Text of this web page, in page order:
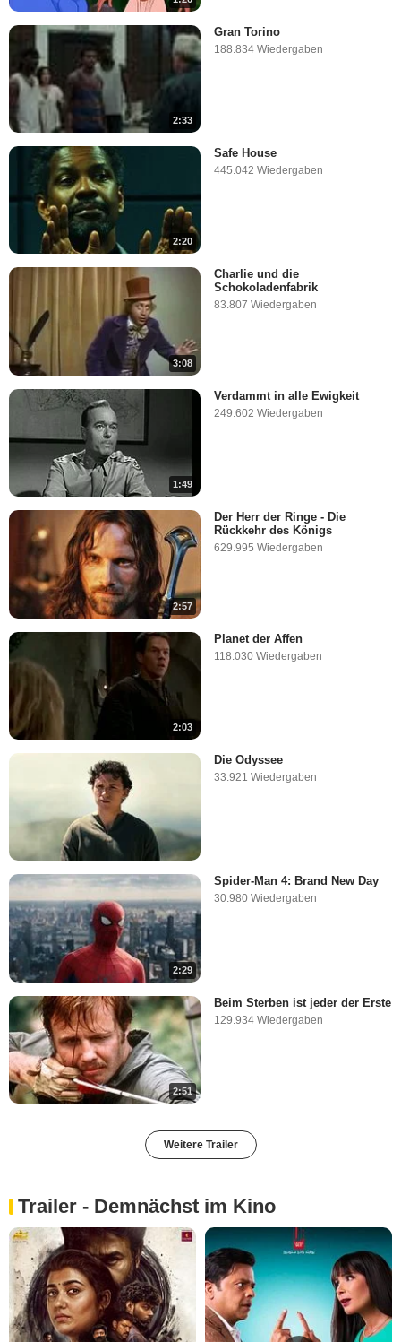
2:33
Gran Torino
188.834 Wiedergaben
2:20
Safe House
445.042 Wiedergaben
3:08
Charlie und die
Schokoladenfabrik
83.807 Wiedergaben
1:49
Verdammt in alle Ewigkeit
249.602 Wiedergaben
2:57
Der Herr der Ringe - Die
Rückkehr des Königs
629.995 Wiedergaben
2:03
Planet der Affen
118.030 Wiedergaben
Die Odyssee
33.921 Wiedergaben
2:29
Spider-Man 4: Brand New Day
30.980 Wiedergaben
2:51
Beim Sterben ist jeder der Erste
129.934 Wiedergaben
Weitere Trailer
Trailer - Demnächst im Kino